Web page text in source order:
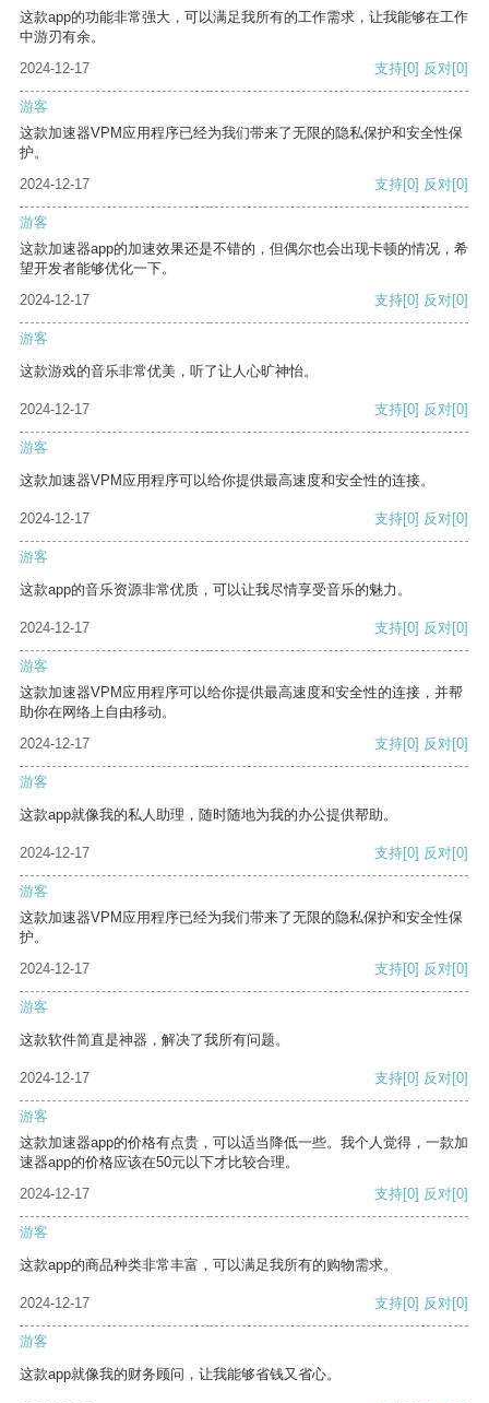
这款app的功能非常强大，可以满足我所有的工作需求，让我能够在工作
中游刃有余。
2024-12-17
支持[0] 反对[0]
游客
这款加速器VPM应用程序已经为我们带来了无限的隐私保护和安全性保
护。
2024-12-17
支持[0] 反对[0]
游客
这款加速器app的加速效果还是不错的，但偶尔也会出现卡顿的情况，希
望开发者能够优化一下。
2024-12-17
支持[0] 反对[0]
游客
这款游戏的音乐非常优美，听了让人心旷神怡。
2024-12-17 支持[0] 反对[0]
游客
这款加速器VPM应用程序可以给你提供最高速度和安全性的连接。
2024-12-17 支持[0] 反对[0]
游客
这款app的音乐资源非常优质，可以让我尽情享受音乐的魅力。
2024-12-17 支持[0] 反对[0]
游客
这款加速器VPM应用程序可以给你提供最高速度和安全性的连接，并帮
助你在网络上自由移动。
2024-12-17
支持[0] 反对[0]
游客
这款app就像我的私人助理，随时随地为我的办公提供帮助。
2024-12-17 支持[0] 反对[0]
游客
这款加速器VPM应用程序已经为我们带来了无限的隐私保护和安全性保
护。
2024-12-17
支持[0] 反对[0]
游客
这款软件简直是神器，解决了我所有问题。
2024-12-17 支持[0] 反对[0]
游客
这款加速器app的价格有点贵，可以适当降低一些。我个人觉得，一款加
速器app的价格应该在50元以下才比较合理。
2024-12-17
支持[0] 反对[0]
游客
这款app的商品种类非常丰富，可以满足我所有的购物需求。
2024-12-17 支持[0] 反对[0]
游客
这款app就像我的财务顾问，让我能够省钱又省心。